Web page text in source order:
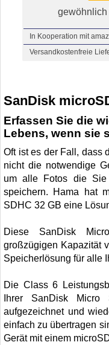
gewöhnlich
In Kooperation mit
Versandkostenfreie
SanDisk
Erfassen Sie die
Lebens, wenn sie
Oft ist es der Fall, dass
nicht die notwendige
um alle Fotos die Sie
speichern. Hama hat
SDHC 32 GB eine
Diese SanDisk
großzügigen Kapazität
Speicherlösung für alle
Die Class 6
Ihrer SanDisk Micro
aufgezeichnet und
einfach zu übertragen
Gerät mit einem